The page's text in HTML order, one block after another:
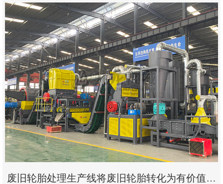
废旧轮胎处理生产线将废旧轮胎转化为有价值的